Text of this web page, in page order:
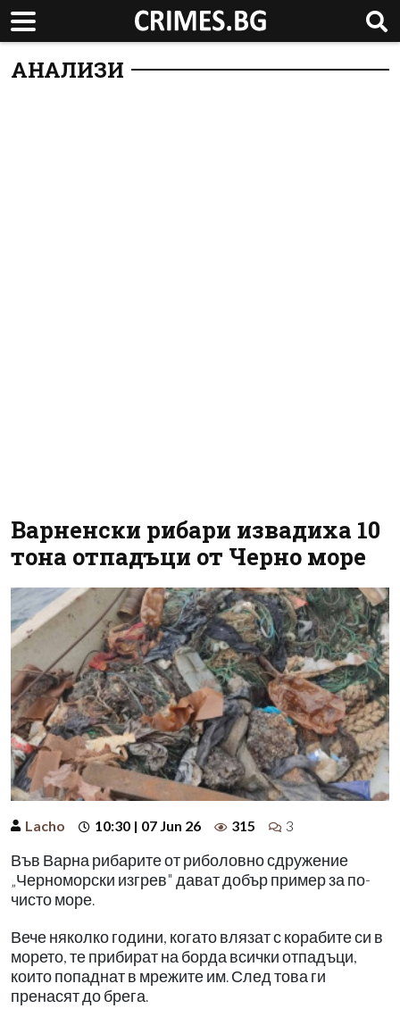
АНАЛИЗИ
Варненски рибари извадиха 10
тона отпадъци от Черно море
Lacho 10:30 | 07 Jun 26 315 3
Във Варна рибарите от риболовно сдружение
„Черноморски изгрев" дават добър пример за по-
чисто море.
Вече няколко години, когато влязат с корабите си в
морето, те прибират на борда всички отпадъци,
които попаднат в мрежите им. След това ги
пренасят до брега.